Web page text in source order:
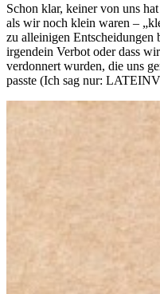
Schon klar, keiner von uns
als wir noch klein waren –
zu alleinigen Entscheidungen
irgendein Verbot oder dass
verdonnert wurden, die uns
passte (Ich sag nur: